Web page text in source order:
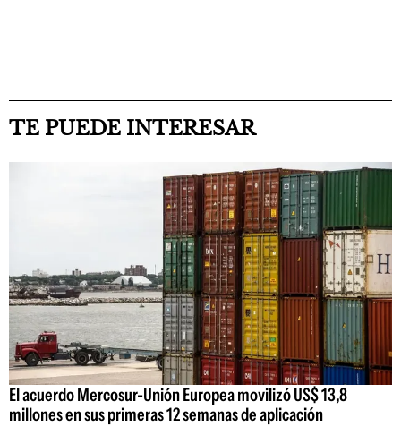
TE PUEDE INTERESAR
El acuerdo Mercosur-Unión Europea movilizó US$ 13,8
millones en sus primeras 12 semanas de aplicación